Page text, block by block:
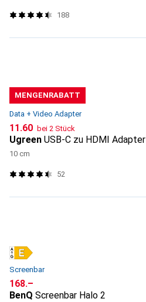
188
MENGENRABATT
Data + Video Adapter
CHF
11.60 bei 2 Stück
Ugreen USB-C zu HDMI Adapter
10 cm
52
Screenbar
CHF
168.–
BenQ Screenbar Halo 2